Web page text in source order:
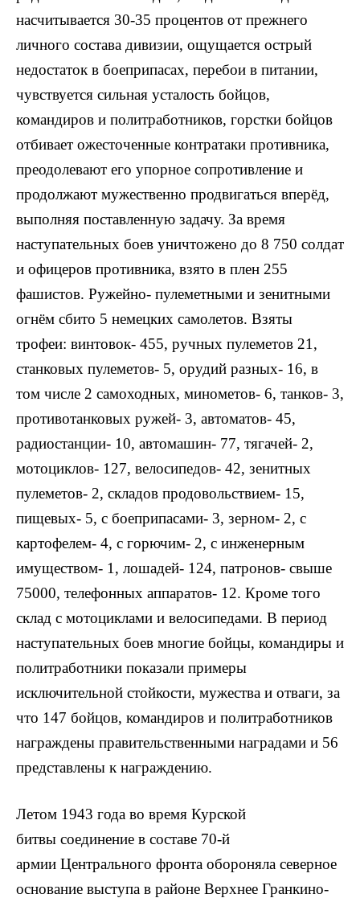
насчитывается 30-35 процентов от прежнего
личного состава дивизии, ощущается острый
недостаток в боеприпасах, перебои в питании,
чувствуется сильная усталость бойцов,
командиров и политработников, горстки бойцов
отбивает ожесточенные контратаки противника,
преодолевают его упорное сопротивление и
продолжают мужественно продвигаться вперёд,
выполняя поставленную задачу. За время
наступательных боев уничтожено до 8 750 солдат
и офицеров противника, взято в плен 255
фашистов. Ружейно- пулеметными и зенитными
огнём сбито 5 немецких самолетов. Взяты
трофеи: винтовок- 455, ручных пулеметов 21,
станковых пулеметов- 5, орудий разных- 16, в
том числе 2 самоходных, минометов- 6, танков- 3,
противотанковых ружей- 3, автоматов- 45,
радиостанции- 10, автомашин- 77, тягачей- 2,
мотоциклов- 127, велосипедов- 42, зенитных
пулеметов- 2, складов продовольствием- 15,
пищевых- 5, с боеприпасами- 3, зерном- 2, с
картофелем- 4, с горючим- 2, с инженерным
имуществом- 1, лошадей- 124, патронов- свыше
75000, телефонных аппаратов- 12. Кроме того
склад с мотоциклами и велосипедами. В период
наступательных боев многие бойцы, командиры и
политработники показали примеры
исключительной стойкости, мужества и отваги, за
что 147 бойцов, командиров и политработников
награждены правительственными наградами и 56
представлены к награждению.
Летом 1943 года во время Курской
битвы соединение в составе 70-й
армии Центрального фронта обороняла северное
основание выступа в районе Верхнее Гранкино-